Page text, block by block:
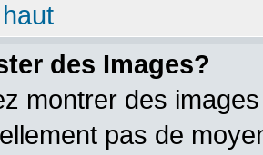
des Images?
montrer des
pas de